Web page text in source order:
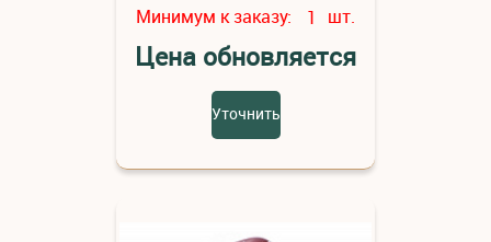
Минимум к заказу: 1 шт.
Цена обновляется
Уточнить